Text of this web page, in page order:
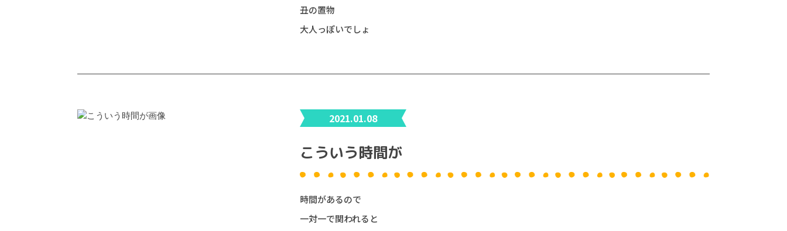
丑の置物
大人っぽいでしょ
2021.01.08
こういう時間が
時間があるので
一対一で関われると